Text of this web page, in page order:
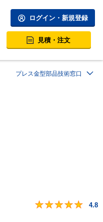
ログイン・新規登録
見積・注文
プレス金型部品技術窓口
4.8